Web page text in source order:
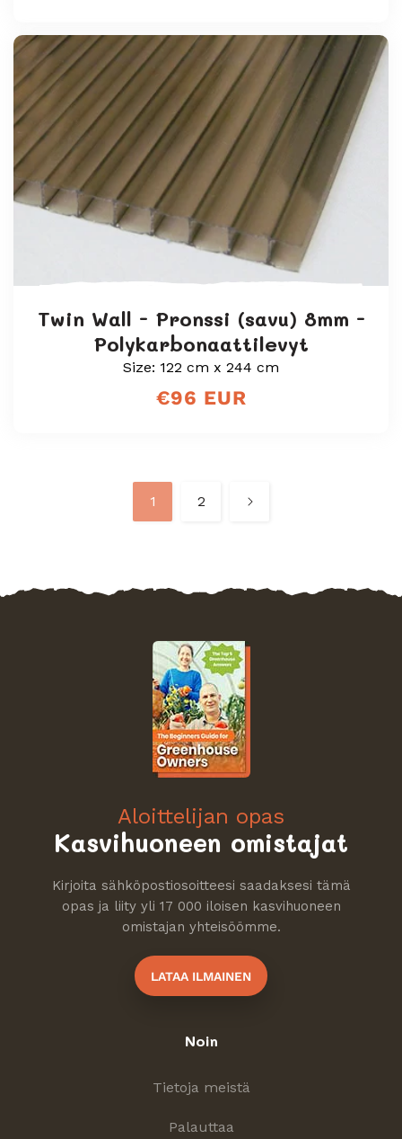
Twin Wall - Pronssi (savu) 8mm -
Polykarbonaattilevyt
Size: 122 cm x 244 cm
Normaali
€96 EUR
1 2
Aloittelijan opas
Kasvihuoneen omistajat
Kirjoita sähköpostiosoitteesi saadaksesi tämä
opas ja liity yli 17 000 iloisen kasvihuoneen
omistajan yhteisöömme.
LATAA ILMAINEN
Noin
Tietoja meistä
Palauttaa